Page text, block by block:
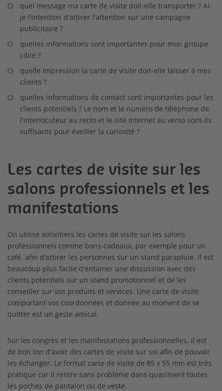
quel message ma carte de visite doit-elle transporter ? Ai-
je l'intention d'attirer l'attention sur une campagne
publicitaire ?
quelles informations sont importantes pour mon groupe
cible ?
quelle impression la carte de visite doit-elle laisser à mes
clients ?
quelles informations de contact sont importantes pour les
clients potentiels ? Le nom et le numéro de téléphone de
l'interlocuteur au recto et le site Internet au verso sont-ils
suffisants pour éveiller la curiosité ?
Les cartes de visite sur les
salons professionnels et les
manifestations
On utilise volontiers les cartes de visite sur les salons
professionnels comme bons-cadeaux, par exemple pour un
café, afin d'attirer les personnes sur un stand parapluie. Il est
beaucoup plus facile d'entamer une discussion avec des
clients potentiels sur un stand promotionnel et de les
conseiller sur vos produits et services. Une carte de visite
comportant vos coordonnées et donnée au moment de se
quitter est un geste amical.
Sur les congrès et les manifestations professionnelles, il est
de bon ton d'avoir des cartes de visite sur soi afin de pouvoir
les échanger. Le format carte de visite de 85 x 55 mm est très
pratique car il rentre sans problème dans quasiment toutes
les poches de pantalon ou de veste.